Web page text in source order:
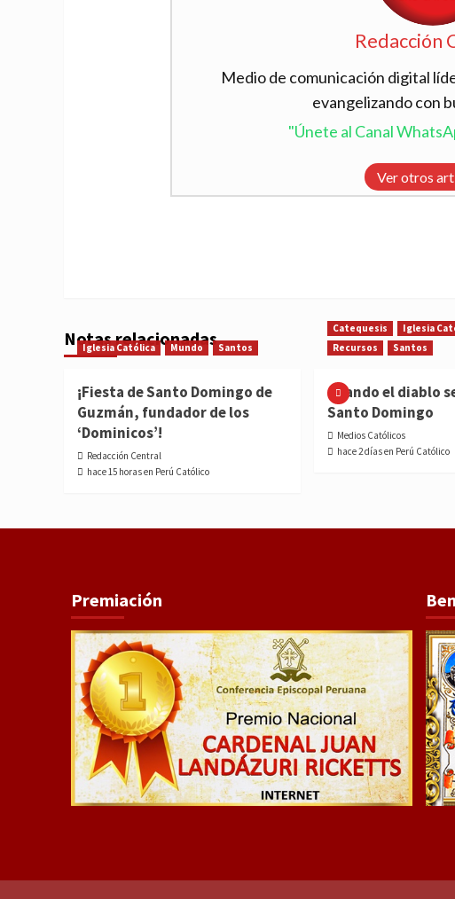
Redacción
Medio de comunicación digital
evangelizando con
"Únete al Canal
Ver otros
Notas relacionadas
Iglesia Católica Mundo Santos
¡Fiesta de Santo Domingo de
Guzmán, fundador de los
‘Dominicos’!
Redacción Central
hace 15 horas en Perú Católico
Catequesis Iglesia
Recursos
Santos
Cuando el diablo
Santo Domingo
Medios Católicos
hace 2 días en Perú Católico
Premiación